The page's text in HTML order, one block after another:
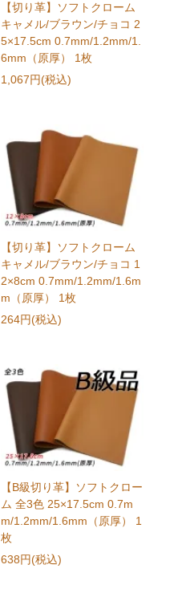
【切り革】ソフトクローム
キャメル/ブラウン/チョコ 2
5×17.5cm 0.7mm/1.2mm/1.
6mm（原厚） 1枚
1,067円(税込)
【切り革】ソフトクローム
キャメル/ブラウン/チョコ 1
2×8cm 0.7mm/1.2mm/1.6m
m（原厚） 1枚
264円(税込)
【B級切り革】ソフトクロー
ム 全3色 25×17.5cm 0.7m
m/1.2mm/1.6mm（原厚） 1
枚
638円(税込)